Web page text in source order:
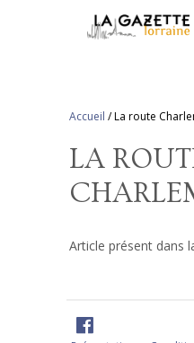
Accueil /La route
LA
Article présent dans